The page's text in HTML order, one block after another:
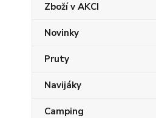
Zboží v AKCI
Novinky
Pruty
Navijáky
Camping